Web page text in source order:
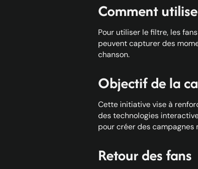
Comment
Pour utiliser le filtre, les
peuvent capturer des
chanson.
Objectif de la
Cette initiative vise à
des technologies
pour créer des campagnes
Retour des fans